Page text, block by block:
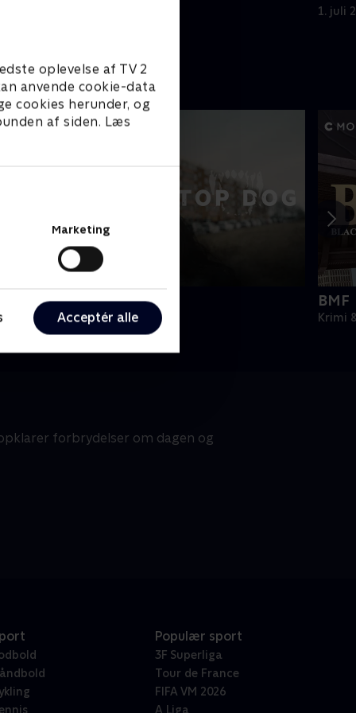
oplevelse af TV 2
anvende cookie-data
cookies herunder, og
af siden. Læs
Marketing
Acceptér alle
1. juli
Top Dog
& Spænding • 1 sæsoner
BMF
Krimi
forbrydelser om dagen og
Populær sport
3F Superliga
Tour de France
FIFA VM 2026
A Liga